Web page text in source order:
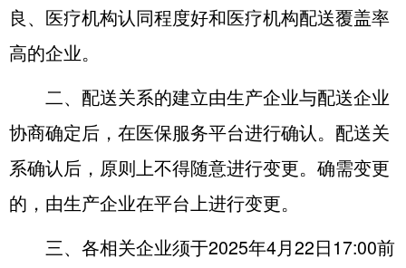
良、医疗机构认同程度好和医疗机构配送覆盖率
高的企业。
二、配送关系的建立由生产企业与配送企业
协商确定后，在医保服务平台进行确认。配送关
系确认后，原则上不得随意进行变更。确需变更
的，由生产企业在平台上进行变更。
三、各相关企业须于2025年4月22日17:00前